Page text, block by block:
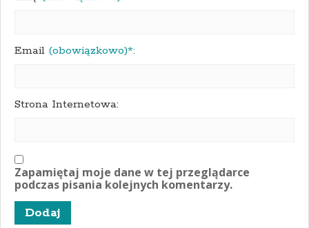
Email (obowiązkowo)*:
Strona Internetowa:
Zapamiętaj moje dane w tej przeglądarce
podczas pisania kolejnych komentarzy.